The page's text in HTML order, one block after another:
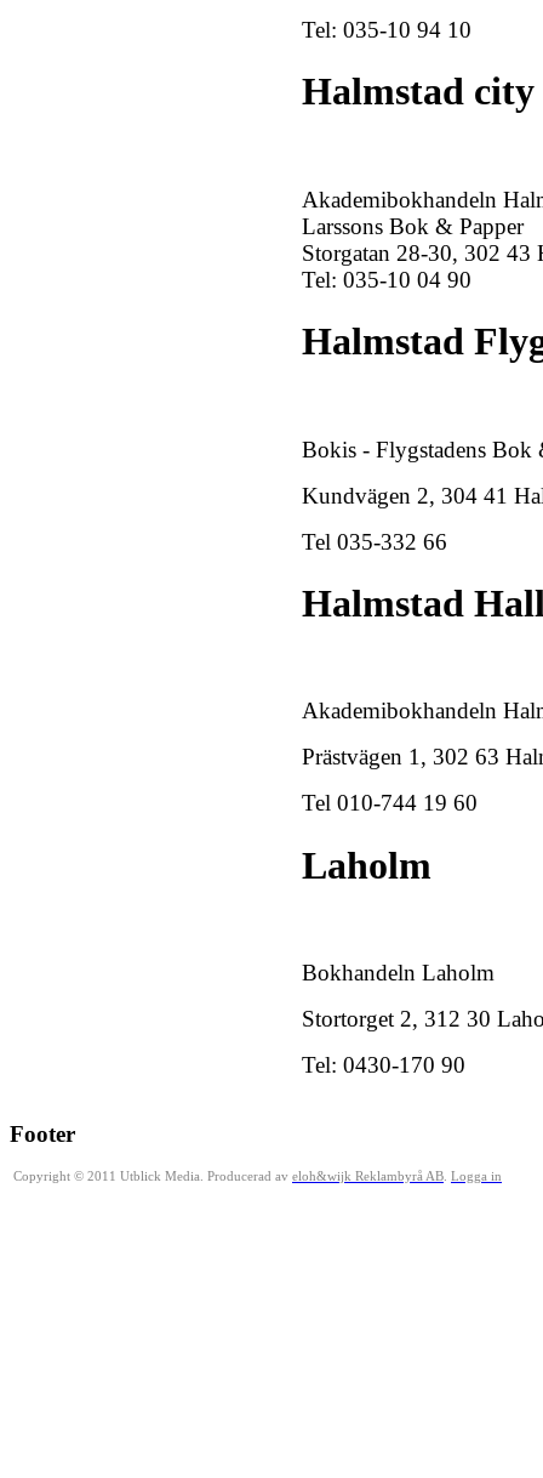
Tel: 035-10 94 10
Halmstad
Akademibokhandeln
Larssons Bok & Papper
Storgatan 28-30, 302 43
Tel: 035-10 04 90
Halmstad
Bokis - Flygstadens Bok
Kundvägen 2, 304 41
Tel 035-332 66
Halmstad
Akademibokhandeln
Prästvägen 1, 302 63
Tel 010-744 19 60
Laholm
Bokhandeln Laholm
Stortorget 2, 312 30
Tel: 0430-170 90
Footer
Copyright © 2011 Utblick Media. Producerad av eloh&wijk Reklambyrå AB. Logga in